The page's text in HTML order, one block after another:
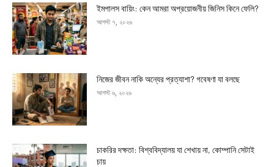
ইমপালস বায়িং: কেন আমরা অপ্রয়োজনীয় জিনিস কিনে ফেলি?
আগস্ট ৭, ২০২৬
নিজের জীবন নাকি অন্যের প্রত্যাশা? গবেষণা যা বলছে
আগস্ট ৬, ২০২৬
চাকরির দক্ষতা: বিশ্ববিদ্যালয় যা শেখায় না, কোম্পানি সেটাই
চায়